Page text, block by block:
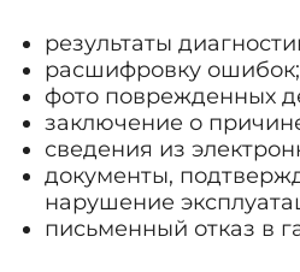
результаты
расшифровку ошибок;
фото поврежденных
заключение о
сведения из
документы,
нарушение
письменный отказ в